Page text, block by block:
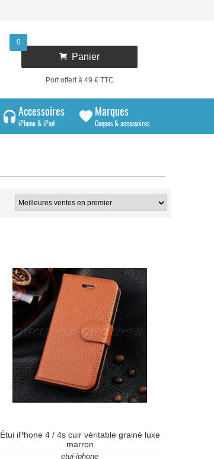
0
Panier
Port offert à 49 € TTC
Accessoires
iPhone & iPad
Marques
Coques & accessoires
Étui iPhone 4 / 4s cuir véritable grainé luxe
marron
etui-iphone